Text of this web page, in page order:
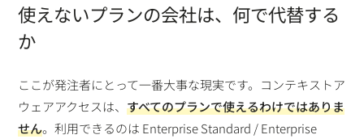
使えないプランの会社は、何で代替する
か
ここが発注者にとって一番大事な現実です。コンテキストア
ウェアアクセスは、すべてのプランで使えるわけではありま
せん。利用できるのは Enterprise Standard / Enterprise